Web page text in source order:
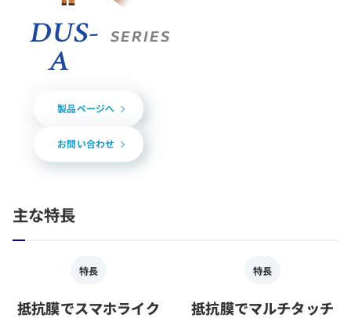
DUS-
A
SERIES
製品ページへ
お問い合わせ
主な特長
特長
抵抗膜でスマホライク
特長
抵抗膜でマルチタッチ